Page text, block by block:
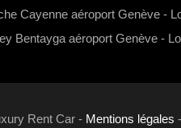
Cayenne aéroport Genève -
Bentayga aéroport Genève -
Rent Car - Mentions légales -